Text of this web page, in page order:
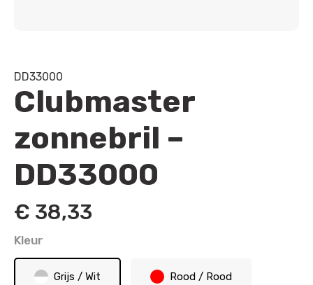
DD33000
Clubmaster
zonnebril –
DD33000
€ 38,33
Kleur
Grijs / Wit Rood / Rood